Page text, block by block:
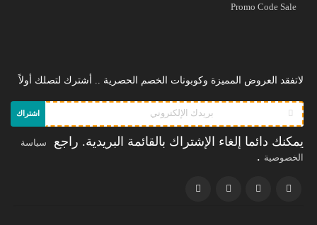
Promo Code Sale
لاتفقد العروض المميزة وكوبونات الخصم الحصرية .. أشترك لتصلك أولاً
اشتراك
يمكنك دائما إلغاء الإشتراك بالقائمة البريدية. راجع
سياسة
الخصوصية .